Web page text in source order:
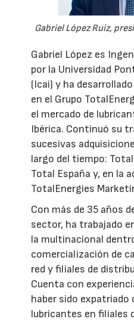
Gabriel López Ruiz,
Gabriel López es
por la Universidad
(Icai) y ha
en el Grupo
el mercado de
Ibérica. Continuó su
sucesivas
largo del tiempo:
Total España y, en la
TotalEnergies
Con más de 35 años
sector, ha trabajado
la multinacional
comercialización de
red y filiales de
Cuenta con
haber sido expatriado
lubricantes en filiales